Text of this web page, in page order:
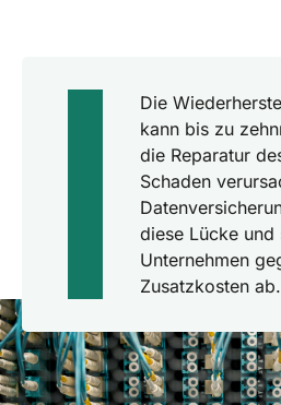
Die
kann bis zu
die Reparatur
Schaden
diese Lücke und
Unternehmen
Zusatzkosten ab.